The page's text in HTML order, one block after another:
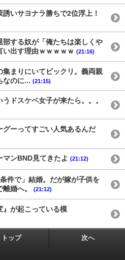
いサヨナラ勝ちで2位浮上！
部する奴が「俺たちは楽しくや
い出す理由ｗｗｗｗｗ (21:16)
まりにいてビックリ。義両親
なのに... (21:15)
うドスケベ女子が来たら。。。
グーってすごい人気あるんだ
マンBND見てきたよ (21:12)
件で」結婚。だが嫁が子供を
婚へ。
(21:12)
』が起こっている模
トップ 次へ